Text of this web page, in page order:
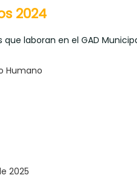
2024
laboran en el GAD
Humano
2025